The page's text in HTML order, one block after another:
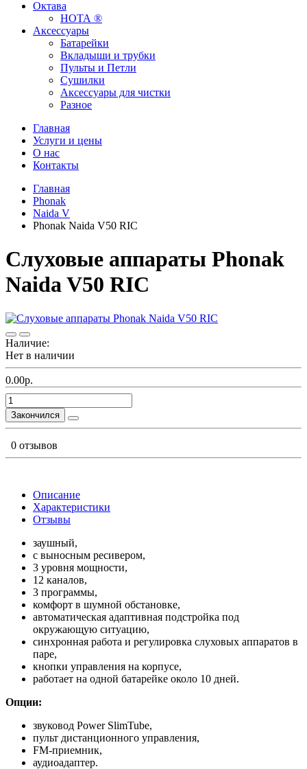
Октава
НОТА ®
Аксессуары
Батарейки
Вкладыши и трубки
Пульты и Петли
Сушилки
Аксессуары для чистки
Разное
Главная
Услуги и цены
О нас
Контакты
Главная
Phonak
Naida V
Phonak Naida V50 RIC
Слуховые аппараты Phonak
Naida V50 RIC
Наличие:
Нет в наличии
0.00р.
Закончился
0 отзывов
Описание
Характеристики
Отзывы
заушный,
с выносным ресивером,
3 уровня мощности,
12 каналов,
3 программы,
комфорт в шумной обстановке,
автоматическая адаптивная подстройка под
окружающую ситуацию,
синхронная работа и регулировка слуховых аппаратов в
паре,
кнопки управления на корпусе,
работает на одной батарейке около 10 дней.
Опции:
звуковод Power SlimTube,
пульт дистанционного управления,
FM-приемник,
аудиоадаптер.